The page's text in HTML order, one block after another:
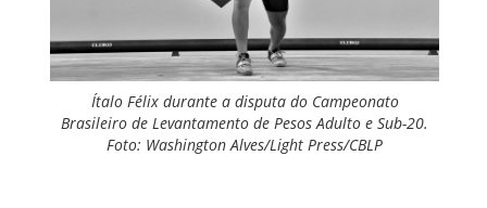
Ítalo Félix durante a disputa do Campeonato
Brasileiro de Levantamento de Pesos Adulto e Sub-20.
Foto: Washington Alves/Light Press/CBLP